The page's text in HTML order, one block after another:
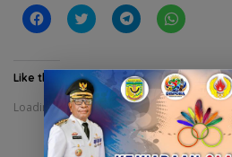
C
l
t
o
h
a
e
C
l
t
o
s
h
a
e
C
l
t
o
s
h
a
r
e
C
l
t
o
s
h
a
r
e
Like this:
Loading...